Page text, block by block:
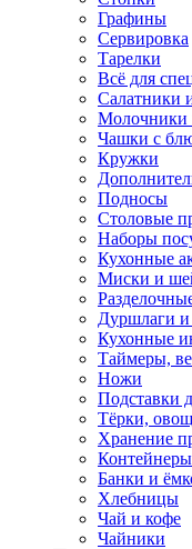
Графины
Сервировка
Тарелки
Всё для
Салатники
Молочники
Чашки с
Кружки
Подносы
Столовые
Наборы
Кухонные
Миски и
Дуршлаги и
Кухонные
Таймеры,
Ножи
Подставки
Тёрки,
Хранение
Банки и
Хлебницы
Чай и кофе
Чайники